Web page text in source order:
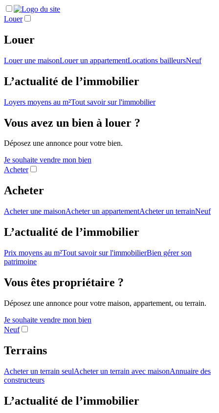
Louer
Louer
Louer une maisonLouer un appartementLocations bailleursNeuf
L’actualité de l’immobilier
Loyers moyens au m²Tout savoir sur l'immobilier
Vous avez un bien à louer ?
Déposez une annonce pour votre bien.
Je souhaite vendre mon bien
Acheter
Acheter
Acheter une maisonAcheter un appartementAcheter un terrainNeuf
L’actualité de l’immobilier
Prix moyens au m²Tout savoir sur l'immobilierBien gérer son
patrimoine
Vous êtes propriétaire ?
Déposez une annonce pour votre maison, appartement, ou terrain.
Je souhaite vendre mon bien
Neuf
Terrains
Acheter un terrain seulAcheter un terrain avec maisonAnnuaire des
constructeurs
L’actualité de l’immobilier